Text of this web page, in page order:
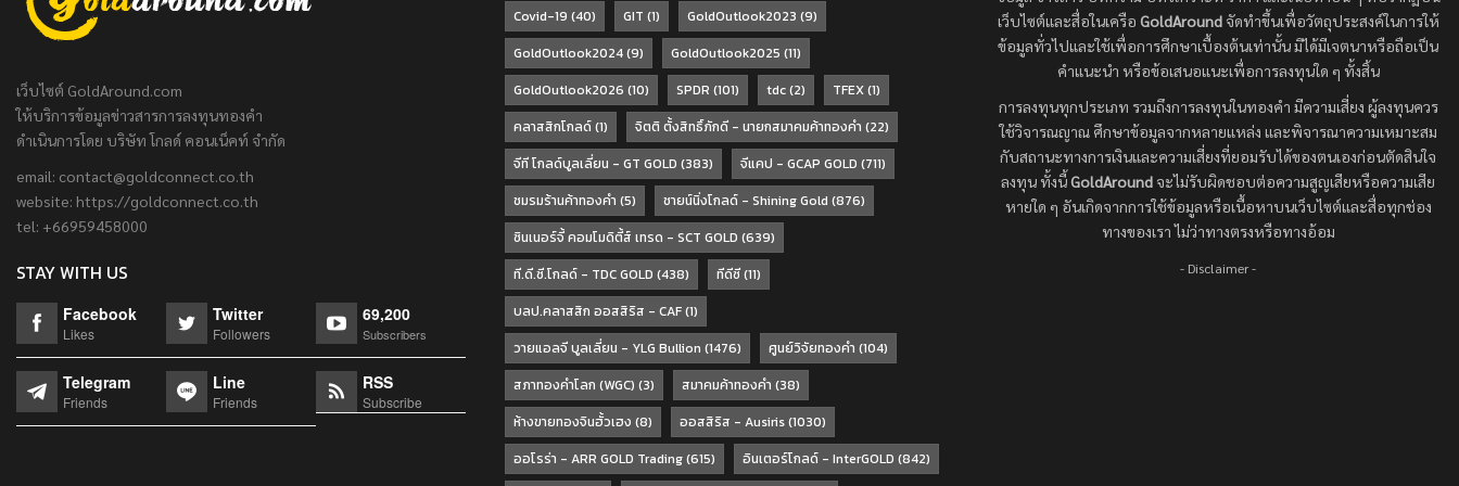
เว็บไซต์ GoldAround.com
ให้บริการข้อมูลข่าวสารการลงทุนทองคำ
ดำเนินการโดย บริษัท โกลด์ คอนเน็คท์ จำกัด
email: contact@goldconnect.co.th
website: https://goldconnect.co.th
tel: +66959458000
STAY WITH US
Facebook
Likes
Twitter
Followers
69,200
Subscribers
Telegram
Friends
Line
Friends
RSS
Subscribe
Covid-19 (40) GIT (1) GoldOutlook2023 (9)
GoldOutlook2024(9) GoldOutlook2025 (11)
GoldOutlook2026 (10) SPDR (101) tdc(2) TFEX(1)
คลาสสิกโกลด์(1) จิตติ ตั้งสิทธิ์ภักดี - นายกสมาคมค้าทองคำ (22)
จีที โกลด์บูลเลี่ยน - GT GOLD (383) จีแคป - GCAP GOLD (711)
ชมรมร้านค้าทองคำ (5) ชายน์นิ่งโกลด์ - Shining Gold (876)
ซินเนอร์จี้ คอมโมดิตี้ส์ เทรด - SCT GOLD (639)
ที.ดี.ซี.โกลด์ - TDC GOLD (438) ทีดีซี(11)
บลป.คลาสสิก ออสสิริส - CAF(1)
วายแอลจี บูลเลี่ยน - YLG Bullion (1476) ศูนย์วิจัยทองคำ (104)
สภาทองคำโลก (WGC) (3) สมาคมค้าทองคำ (38)
ห้างขายทองจินฮั้วเฮง (8) ออสสิริส - Ausiris(1030)
ออโรร่า - ARR GOLD Trading(615) อินเตอร์โกลด์ - InterGOLD (842)
เว็บไซต์และสื่อในเครือ GoldAroundจัดทำขึ้นเพื่อวัตถุประสงค์ในการให้
ข้อมูลทั่วไปและใช้เพื่อการศึกษาเบื้องต้นเท่านั้น มิได้มีเจตนาหรือถือเป็น
คำแนะนำ หรือข้อเสนอแนะเพื่อการลงทุนใด ๆ ทั้งสิ้น
การลงทุนทุกประเภท รวมถึงการลงทุนในทองคำ มีความเสี่ยง ผู้ลงทุนควร
ใช้วิจารณญาณ ศึกษาข้อมูลจากหลายแหล่ง และพิจารณาความเหมาะสม
กับสถานะทางการเงินและความเสี่ยงที่ยอมรับได้ของตนเองก่อนตัดสินใจ
ลงทุน ทั้งนี้GoldAround จะไม่รับผิดชอบต่อความสูญเสียหรือความเสีย
หายใด ๆ อันเกิดจากการใช้ข้อมูลหรือเนื้อหาบนเว็บไซต์และสื่อทุกช่อง
ทางของเรา ไม่ว่าทางตรงหรือทางอ้อม
- Disclaimer -